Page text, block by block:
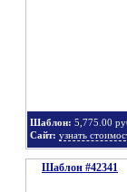
Шаблон: 5,775.00
Сайт: узнать
Шаблон #42341